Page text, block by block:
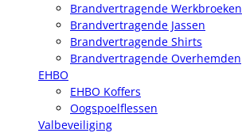
Brandvertragende Werkbroeken
Brandvertragende Jassen
Brandvertragende Shirts
Brandvertragende Overhemden
EHBO
EHBO Koffers
Oogspoelflessen
Valbeveiliging